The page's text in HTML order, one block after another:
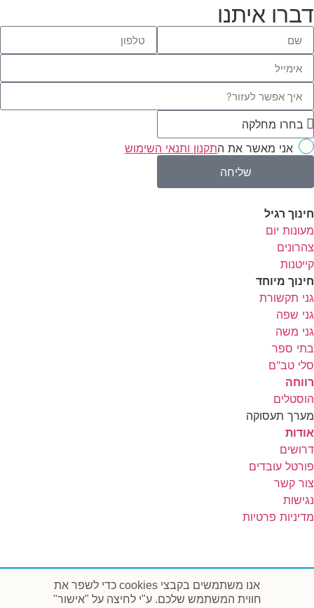
דברו איתנו
אני מאשר את התקנון ותנאי השימוש
שליחה
חינוך רגיל
מעונות יום
צהרונים
קייטנות
חינוך מיוחד
גני תקשורת
גני שפה
גני משה
בתי ספר
סלי טב"ם
רווחה
הוסטלים
מערך תעסוקה
אודות
דרושים
פורטל עובדים
צור קשר
נגישות
מדיניות פרטיות
אנו משתמשים בקבצי cookies כדי לשפר את
חווית המשתמש שלכם. ע"י לחיצה על "אישור"